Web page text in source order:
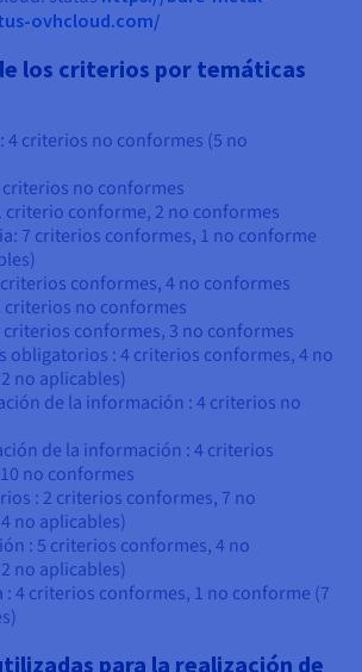
ovhcloud.com/
los criterios por temáticas
4 criterios no conformes (5 no
criterios no conformes
criterio conforme, 2 no conformes
7 criterios conformes, 1 no conforme
criterios conformes, 4 no conformes
criterios no conformes
criterios conformes, 3 no conformes
obligatorios : 4 criterios conformes, 4 no
no aplicables)
de la información : 4 criterios no
de la información : 4 criterios
no conformes
: 2 criterios conformes, 7 no
no aplicables)
: 5 criterios conformes, 4 no
no aplicables)
: 4 criterios conformes, 1 no conforme (7
para la realización de